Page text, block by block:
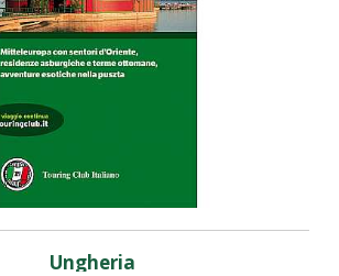
Ungheria